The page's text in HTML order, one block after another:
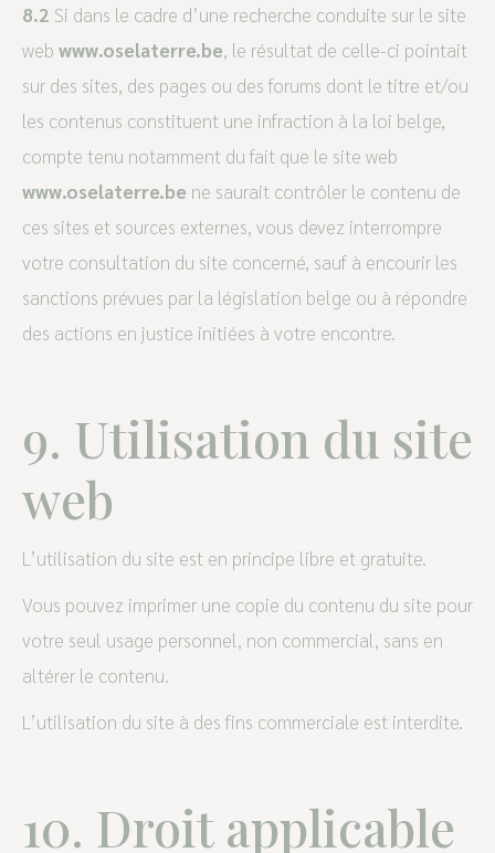
8.2 Si dans le cadre d’une recherche conduite sur le site
web www.oselaterre.be, le résultat de celle-ci pointait
sur des sites, des pages ou des forums dont le titre et/ou
les contenus constituent une infraction à la loi belge,
compte tenu notamment du fait que le site web
www.oselaterre.be ne saurait contrôler le contenu de
ces sites et sources externes, vous devez interrompre
votre consultation du site concerné, sauf à encourir les
sanctions prévues par la législation belge ou à répondre
des actions en justice initiées à votre encontre.
9. Utilisation du site
web
L’utilisation du site est en principe libre et gratuite.
Vous pouvez imprimer une copie du contenu du site pour
votre seul usage personnel, non commercial, sans en
altérer le contenu.
L’utilisation du site à des fins commerciale est interdite.
10. Droit applicable